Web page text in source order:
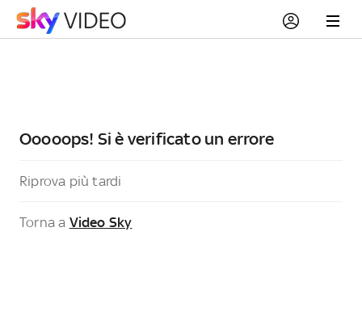
Ooooops! Si è verificato un errore
Riprova più tardi
Torna a Video Sky